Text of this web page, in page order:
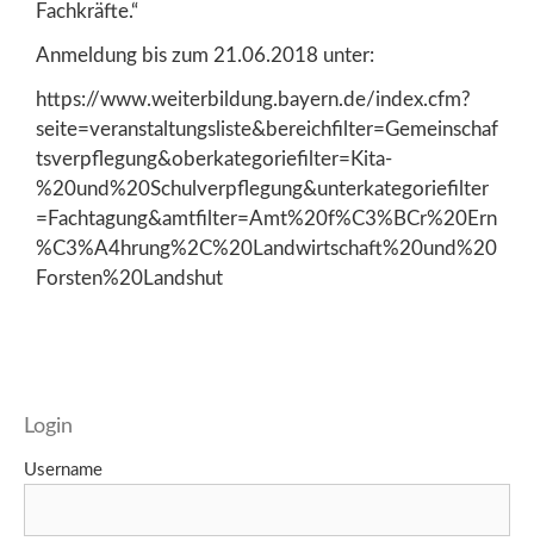
Fachkräfte.“
Anmeldung bis zum 21.06.2018 unter:
https://www.weiterbildung.bayern.de/index.cfm?
seite=veranstaltungsliste&bereichfilter=Gemeinschaf
tsverpflegung&oberkategoriefilter=Kita-
%20und%20Schulverpflegung&unterkategoriefilter
=Fachtagung&amtfilter=Amt%20f%C3%BCr%20Ern
%C3%A4hrung%2C%20Landwirtschaft%20und%20
Forsten%20Landshut
Login
Username